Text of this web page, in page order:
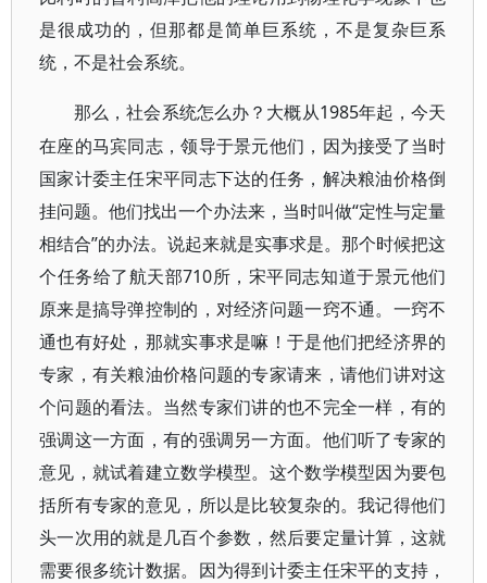
是很成功的，但那都是简单巨系统，不是复杂巨系
统，不是社会系统。
那么，社会系统怎么办？大概从1985年起，今天
在座的马宾同志，领导于景元他们，因为接受了当时
国家计委主任宋平同志下达的任务，解决粮油价格倒
挂问题。他们找出一个办法来，当时叫做“定性与定量
相结合”的办法。说起来就是实事求是。那个时候把这
个任务给了航天部710所，宋平同志知道于景元他们
原来是搞导弹控制的，对经济问题一窍不通。一窍不
通也有好处，那就实事求是嘛！于是他们把经济界的
专家，有关粮油价格问题的专家请来，请他们讲对这
个问题的看法。当然专家们讲的也不完全一样，有的
强调这一方面，有的强调另一方面。他们听了专家的
意见，就试着建立数学模型。这个数学模型因为要包
括所有专家的意见，所以是比较复杂的。我记得他们
头一次用的就是几百个参数，然后要定量计算，这就
需要很多统计数据。因为得到计委主任宋平的支持，